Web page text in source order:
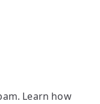
Learn how